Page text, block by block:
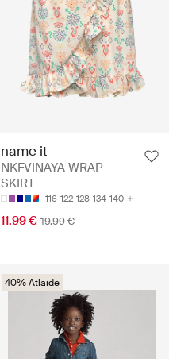
name it
NKFVINAYA WRAP
SKIRT
116 122 128 134 140
11.99 € 19.99 €
40% Atlaide